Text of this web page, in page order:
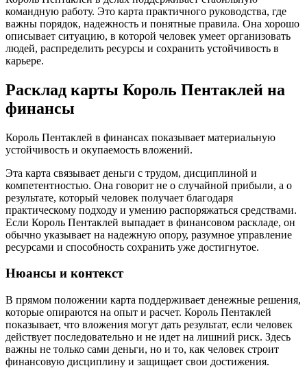
командную работу. Это карта практичного руководства, где
важны порядок, надежность и понятные правила. Она хорошо
описывает ситуацию, в которой человек умеет организовать
людей, распределить ресурсы и сохранить устойчивость в
карьере.
Расклад карты Король Пентаклей на
финансы
Король Пентаклей в финансах показывает материальную
устойчивость и окупаемость вложений.
Эта карта связывает деньги с трудом, дисциплиной и
компетентностью. Она говорит не о случайной прибыли, а о
результате, который человек получает благодаря
практическому подходу и умению распоряжаться средствами.
Если Король Пентаклей выпадает в финансовом раскладе, он
обычно указывает на надежную опору, разумное управление
ресурсами и способность сохранить уже достигнутое.
Нюансы и контекст
В прямом положении карта поддерживает денежные решения,
которые опираются на опыт и расчет. Король Пентаклей
показывает, что вложения могут дать результат, если человек
действует последовательно и не идет на лишний риск. Здесь
важны не только сами деньги, но и то, как человек строит
финансовую дисциплину и защищает свои достижения.